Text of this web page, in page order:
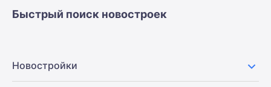
Быстрый поиск новостроек
Новостройки